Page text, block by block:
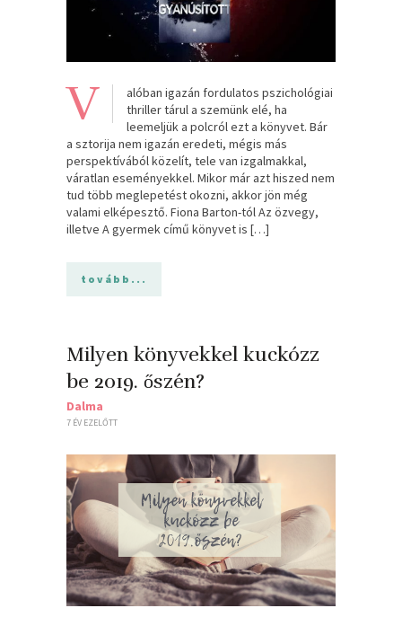
V
alóban igazán fordulatos pszichológiai
thriller tárul a szemünk elé, ha
leemeljük a polcról ezt a könyvet. Bár
a sztorija nem igazán eredeti, mégis más
perspektívából közelít, tele van izgalmakkal,
váratlan eseményekkel. Mikor már azt hiszed nem
tud több meglepetést okozni, akkor jön még
valami elképesztő. Fiona Barton-tól Az özvegy,
illetve A gyermek című könyvet is […]
tovább...
Milyen könyvekkel kuckózz
be 2019. őszén?
Dalma
7 ÉV EZELŐTT